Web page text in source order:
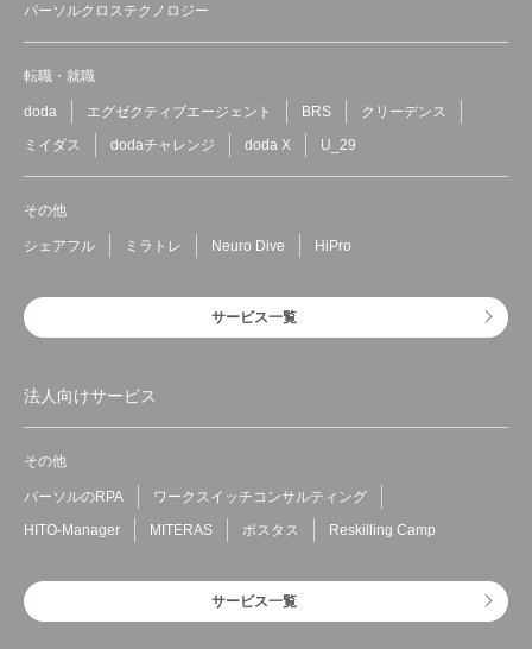
パーソルクロステクノロジー
転職・就職
doda エグゼクティブエージェント BRS
クリーデンス
ミイダス
dodaチャレンジ doda X U_29
その他
シェアフル ミラトレ Neuro Dive HiPro
サービス一覧
法人向けサービス
その他
パーソルのRPA
ワークスイッチコンサルティング
HITO-Manager
MITERAS ポスタス Reskilling Camp
サービス一覧